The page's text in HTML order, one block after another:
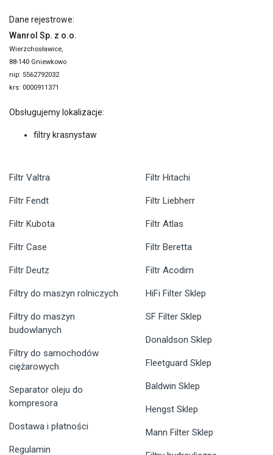
Dane rejestrowe:
Wanrol Sp. z o.o.
Wierzchosławice,
88-140 Gniewkowo
nip: 5562792032
krs: 0000911371
Obsługujemy lokalizacje:
filtry krasnystaw
Filtr Valtra
Filtr Fendt
Filtr Kubota
Filtr Case
Filtr Deutz
Filtr Hitachi
Filtr Liebherr
Filtr Atlas
Filtr Beretta
Filtr Acodim
Filtry do maszyn rolniczych
Filtry do maszyn
budowlanych
Filtry do samochodów
ciężarowych
Separator oleju do
kompresora
Dostawa i płatności
Regulamin
HiFi Filter Sklep
SF Filter Sklep
Donaldson Sklep
Fleetguard Sklep
Baldwin Sklep
Hengst Sklep
Mann Filter Sklep